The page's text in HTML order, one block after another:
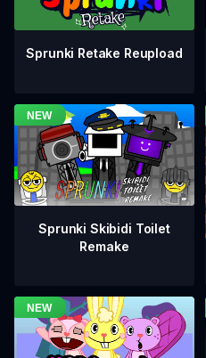
Sprunki Retake Reupload
Sprunki Skibidi Toilet
Remake